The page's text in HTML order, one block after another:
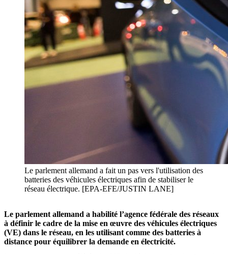
Le parlement allemand a fait un pas vers l'utilisation des
batteries des véhicules électriques afin de stabiliser le
réseau électrique. [EPA-EFE/JUSTIN LANE]
Le parlement allemand a habilité l’agence fédérale des réseaux
à définir le cadre de la mise en œuvre des véhicules électriques
(VE) dans le réseau, en les utilisant comme des batteries à
distance pour équilibrer la demande en électricité.